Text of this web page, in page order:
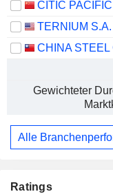
TERNIUM S.A.
Gewichteter
Alle
Ratings